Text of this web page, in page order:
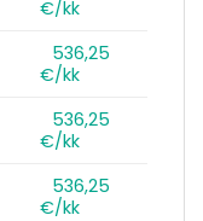
€/kk
536,25
€/kk
536,25
€/kk
536,25
€/kk